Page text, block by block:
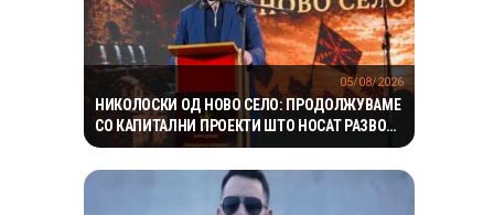
НИКОЛОСКИ ОД НОВО СЕЛО: ПРОДОЛЖУВАМЕ
СО КАПИТАЛНИ ПРОЕКТИ ШТО НОСАТ РАЗВОЈ
И ПОКВАЛИТЕТЕН ЖИВОТ ЗА ГРАЃАНИТЕ
05/08/2026